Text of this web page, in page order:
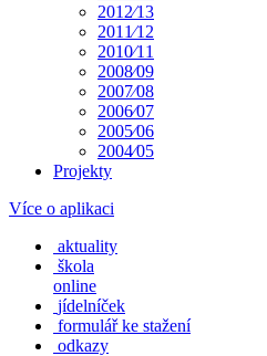
2012⁄13
2011⁄12
2010⁄11
2008⁄09
2007⁄08
2006⁄07
2005⁄06
2004⁄05
Projekty
Více o aplikaci
aktuality
škola
online
jídelníček
formulář ke stažení
odkazy